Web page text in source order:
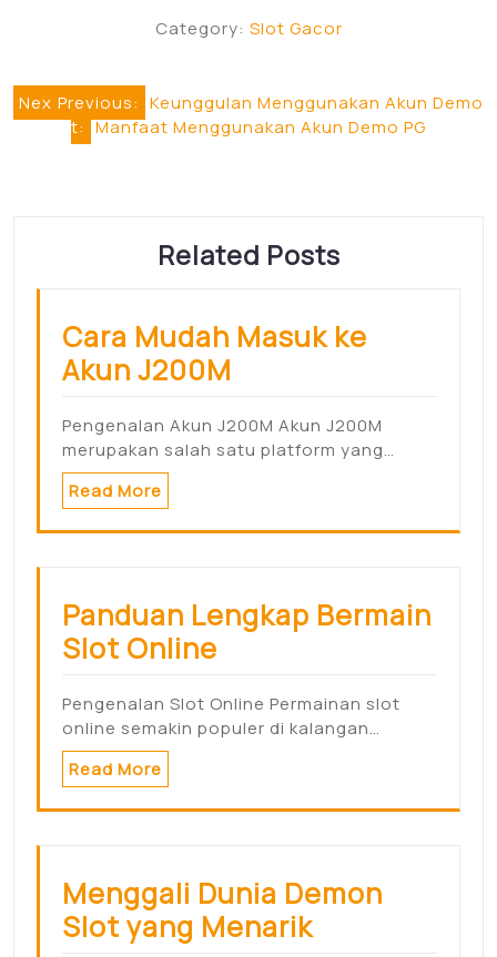
Category: Slot Gacor
Post
navigation
Previous: Keunggulan Menggunakan Akun Demo
Nex
t: Manfaat Menggunakan Akun Demo PG
Related Posts
Cara Mudah Masuk ke
Akun J200M
Pengenalan Akun J200M Akun J200M
merupakan salah satu platform yang…
Read More
Panduan Lengkap Bermain
Slot Online
Pengenalan Slot Online Permainan slot
online semakin populer di kalangan…
Read More
Menggali Dunia Demon
Slot yang Menarik